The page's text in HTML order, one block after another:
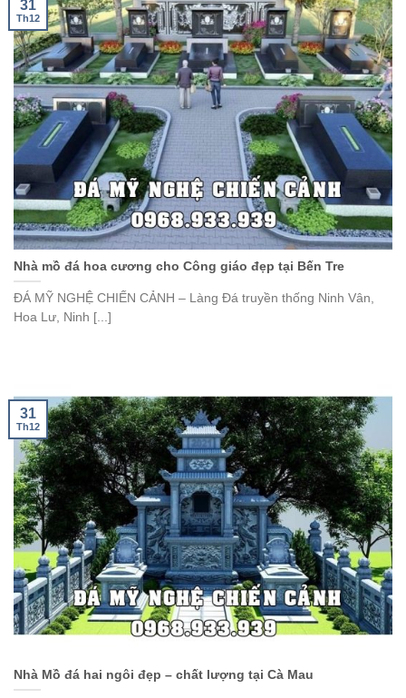
Nhà mồ đá hoa cương cho Công giáo đẹp tại Bến Tre
ĐÁ MỸ NGHỆ CHIẾN CẢNH – Làng Đá truyền thống Ninh Vân,
Hoa Lư, Ninh [...]
31
Th12
Nhà Mồ đá hai ngôi đẹp – chất lượng tại Cà Mau
31
Th12